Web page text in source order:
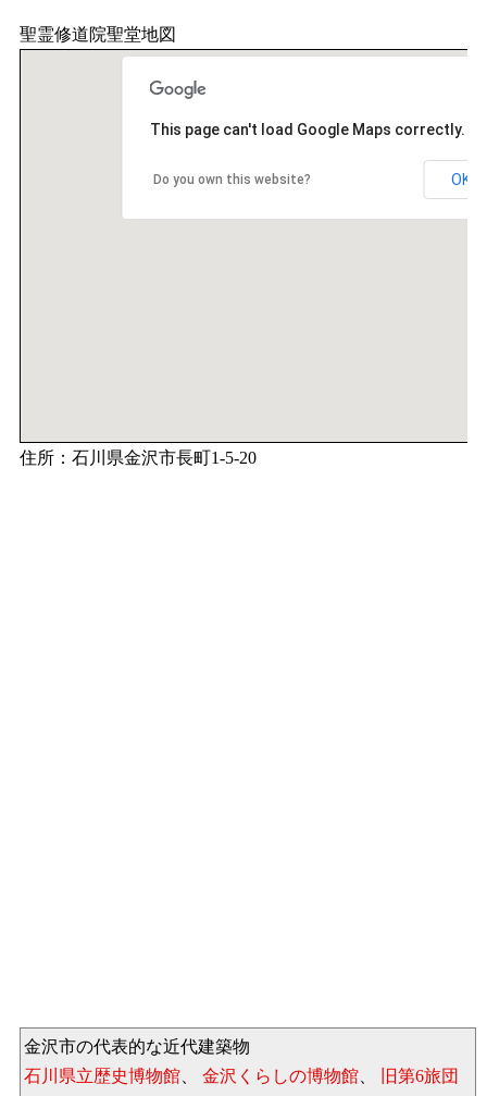
聖霊修道院聖堂地図
This page can't load Google Maps correctly.
Do you own this website? OK
住所：石川県金沢市長町1-5-20
金沢市の代表的な近代建築物
石川県立歴史博物館
金沢くらしの博物館 旧第6旅団